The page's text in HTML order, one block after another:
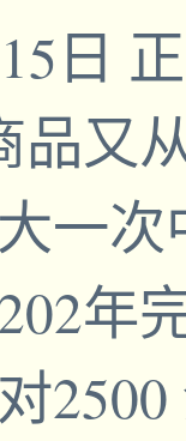
日
品又
一
年